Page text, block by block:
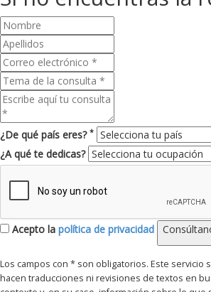
¿De qué país eres? *
¿A qué te dedicas?
Acepto la política de privacidad
Los campos con * son obligatorios